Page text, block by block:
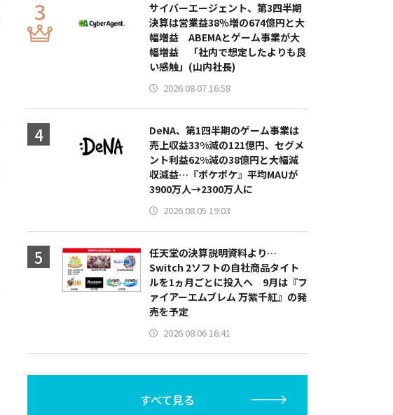
サイバーエージェント、第3四半期
決算は営業益38％増の674億円と大
幅増益 ABEMAとゲーム事業が大
幅増益 「社内で想定したよりも良
い感触」(山内社長)
2026.08.07 16:58
DeNA、第1四半期のゲーム事業は
売上収益33%減の121億円、セグメ
ント利益62%減の38億円と大幅減
収減益…『ポケポケ』平均MAUが
3900万人→2300万人に
2026.08.05 19:03
任天堂の決算説明資料より…
Switch 2ソフトの自社商品タイト
ルを1ヵ月ごとに投入へ 9月は『フ
ァイアーエムブレム 万紫千紅』の発
売を予定
2026.08.06 16:41
すべて見る